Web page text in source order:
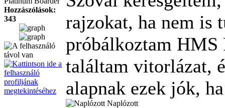
Hozzászólások:
343
rajzokat, ha nem is
próbálkoztam HMS
találtam vitorlázat,
alapnak ezek jók,
Naplózott